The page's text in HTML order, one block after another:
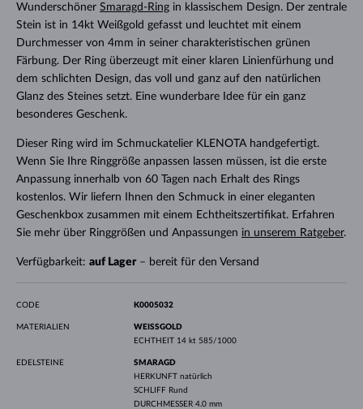
Wunderschöner Smaragd-Ringin klassischem Design. Der zentrale
Stein ist in 14kt Weißgold gefasst und leuchtet mit einem
Durchmesser von 4mm in seiner charakteristischen grünen
Färbung. Der Ring überzeugt mit einer klaren Linienfürhung und
dem schlichten Design, das voll und ganz auf den natürlichen
Glanz des Steines setzt. Eine wunderbare Idee für ein ganz
besonderes Geschenk.
Dieser Ring wird im Schmuckatelier KLENOTA handgefertigt.
Wenn Sie Ihre Ringgröße anpassen lassen müssen, ist die erste
Anpassung innerhalb von 60 Tagen nach Erhalt des Rings
kostenlos. Wir liefern Ihnen den Schmuck in einer eleganten
Geschenkbox zusammen mit einem Echtheitszertifikat. Erfahren
Sie mehr über Ringgrößen und Anpassungen in unserem Ratgeber.
Verfügbarkeit: auf Lager– bereit für den Versand
CODE K0005032
MATERIALIEN
WEISSGOLD
ECHTHEIT 14 kt 585/1000
EDELSTEINE
SMARAGD
HERKUNFT natürlich
SCHLIFF Rund
DURCHMESSER 4.0 mm